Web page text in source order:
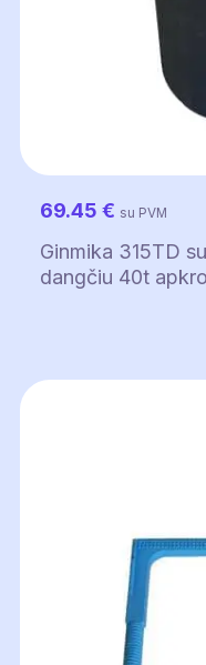
69.45 € su PVM
Ginmika 315TD
dangčiu 40t